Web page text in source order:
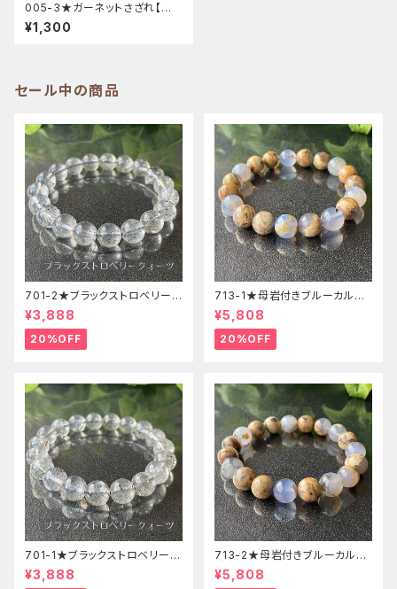
005-3★ガーネットさざれ【極
小粒200ｇ】天然石パワーストー
ン浄化用新品
¥1,300
セール中の商品
701-2★ブラックストロベリーク
ォーツ【高品質】天然石ブレスレ
ッパワーストーン
¥3,888
20%OFF
713-1★母岩付きブルーカルセ
ドニー【高品質】天然石ブレスレ
ットパワーストーン
¥5,808
20%OFF
701-1★ブラックストロベリーク
ォーツ【高品質】天然石ブレスレ
ッパワーストーン
¥3,888
713-2★母岩付きブルーカルセ
ドニー【高品質】天然石ブレスレ
ットパワーストーン
¥5,808